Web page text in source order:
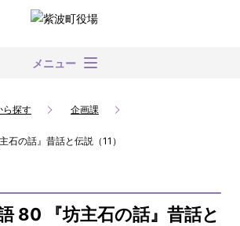
メニュー
ら探す
企画課
石の話』昔話と伝説（11）
80 『坊主石の話』昔話と